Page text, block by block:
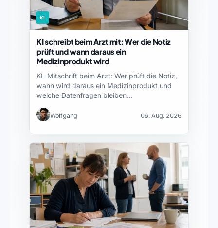
KI
KI schreibt beim Arzt mit: Wer die Notiz
prüft und wann daraus ein
Medizinprodukt wird
KI-Mitschrift beim Arzt: Wer prüft die Notiz,
wann wird daraus ein Medizinprodukt und
welche Datenfragen bleiben…
Wolfgang 06. Aug. 2026